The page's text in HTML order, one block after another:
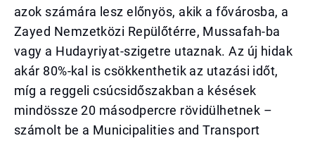
azok számára lesz előnyös, akik a fővárosba, a
Zayed Nemzetközi Repülőtérre, Mussafah-ba
vagy a Hudayriyat-szigetre utaznak. Az új hidak
akár 80%-kal is csökkenthetik az utazási időt,
míg a reggeli csúcsidőszakban a késések
mindössze 20 másodpercre rövidülhetnek –
számolt be a Municipalities and Transport